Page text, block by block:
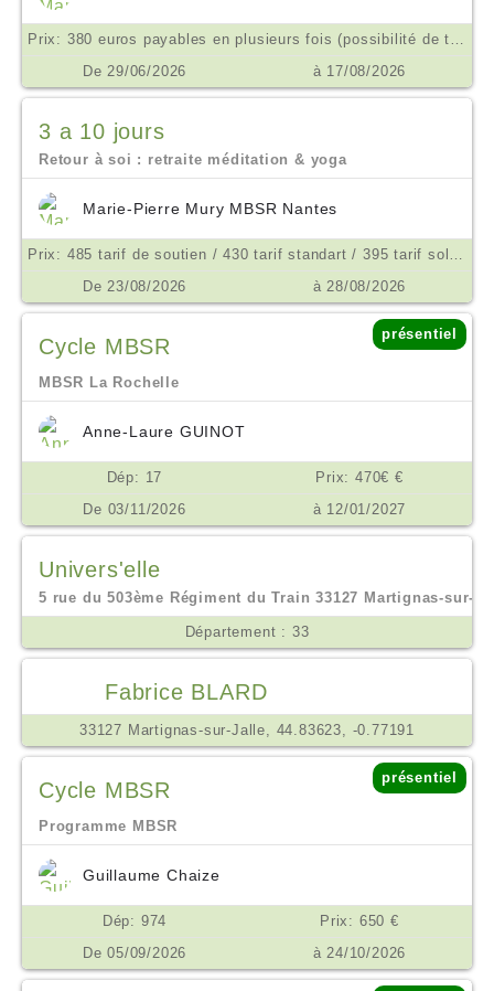
Prix: 380 euros payables en plusieurs fois (possibilité de tarif aménagé ne pas hésiter à m'en parler) €
De 29/06/2026
à 17/08/2026
3 a 10 jours
Retour à soi : retraite méditation & yoga
Marie-Pierre Mury MBSR Nantes
Prix: 485 tarif de soutien / 430 tarif standart / 395 tarif solidaite €
De 23/08/2026
à 28/08/2026
Cycle MBSR
présentiel
MBSR La Rochelle
Anne-Laure GUINOT
Dép: 17
Prix: 470€ €
De 03/11/2026
à 12/01/2027
Univers'elle
5 rue du 503ème Régiment du Train 33127 Martignas-sur-
Département : 33
Fabrice BLARD
33127 Martignas-sur-Jalle, 44.83623, -0.77191
Cycle MBSR
présentiel
Programme MBSR
Guillaume Chaize
Dép: 974
Prix: 650 €
De 05/09/2026
à 24/10/2026